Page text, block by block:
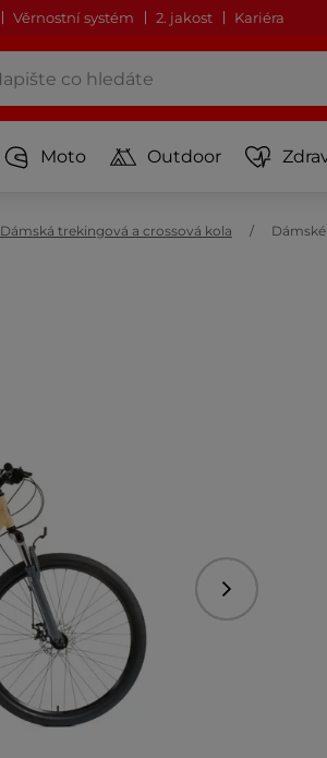
Věrnostní systém 2. jakost Kariéra
Moto Outdoor
Dámská trekingová a crossová kola
Následující